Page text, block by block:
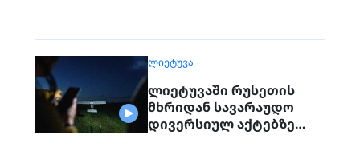
ᲚᲘᲔᲢᲣᲕᲐ
ლიეტუვაში რუსეთის
მხრიდან სავარაუდო
დივერსიულ აქტებზე